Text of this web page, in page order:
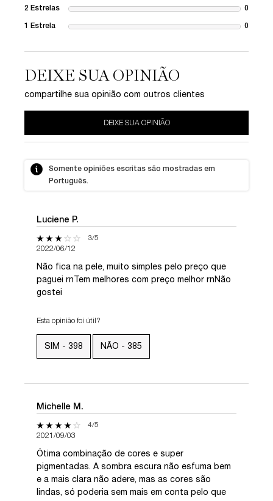
2 Estrelas 0
1 Estrela 0
DEIXE SUA OPINIÃO
compartilhe sua opinião com outros clientes
DEIXE SUA OPINIÃO
Somente opiniões escritas são mostradas em
Português.
Luciene P.
3 out of 5 stars. 3/5
2022/06/12
Não fica na pele, muito simples pelo preço que
paguei rnTem melhores com preço melhor rnNão
gostei
Esta opinião foi útil?
SIM - 398 NÃO - 385
Michelle M.
4 out of 5 stars. 4/5
2021/09/03
Ótima combinação de cores e super
pigmentadas. A sombra escura não esfuma bem
e a mais clara não adere, mas as cores são
lindas, só poderia sem mais em conta pelo que